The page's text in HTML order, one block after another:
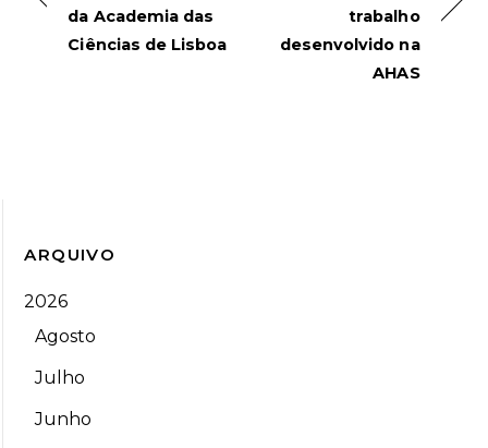
da Academia das
Ciências de Lisboa
trabalho
desenvolvido na
AHAS
ARQUIVO
2026
Agosto
Julho
Junho